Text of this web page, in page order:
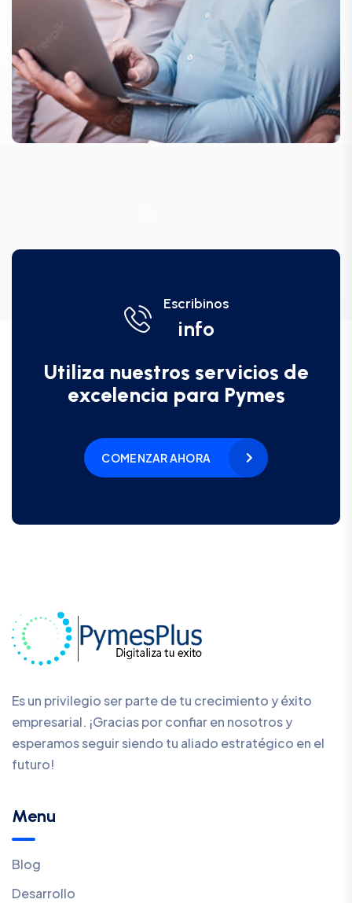
Escribinos
info
Utiliza nuestros servicios de
excelencia para Pymes
COMENZAR AHORA
Es un privilegio ser parte de tu crecimiento y éxito
empresarial. ¡Gracias por confiar en nosotros y
esperamos seguir siendo tu aliado estratégico en el
futuro!
Menu
Blog
Desarrollo